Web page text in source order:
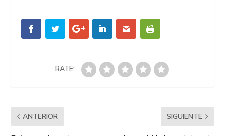
RATE:
ANTERIOR SIGUIENTE